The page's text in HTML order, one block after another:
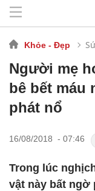
Khỏe - Đẹp
Người mẹ
bê bết máu
phát nổ
16/08/2018 - 07:46
Trong lúc
vật này bất ngờ